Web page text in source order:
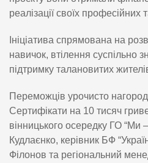
реалізації своїх професійних
Ініціатива спрямована на
навичок, втілення суспільно
підтримку талановитих
Переможців урочисто
Сертифікати на 10 тисяч
вінницького осередку ГО “Ми
Кудлаєнко, керівник БФ
Філонов та регіональний